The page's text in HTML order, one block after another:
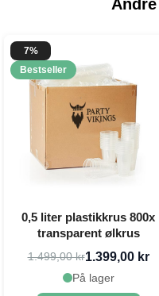
7%
Bestseller
0,5 liter plastikkrus 800x
transparent ølkrus
1.499,00 kr1.399,00 kr
På lager